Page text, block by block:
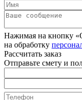
Нажимая на кнопку
на обработку
Рассчитать заказ
Отправьте смету и